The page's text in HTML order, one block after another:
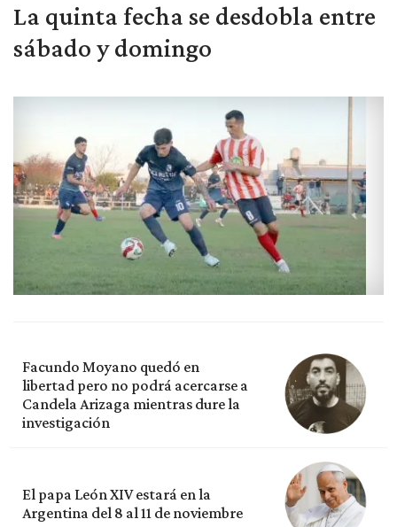
La quinta fecha se desdobla entre
sábado y domingo
Facundo Moyano quedó en
libertad pero no podrá acercarse a
Candela Arizaga mientras dure la
investigación
El papa León XIV estará en la
Argentina del 8 al 11 de noviembre